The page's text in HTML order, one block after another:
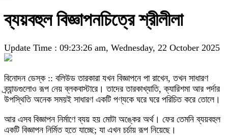
ব্যয়বহুল বিজ্ঞাপনচিত্রে শ্রীলীলা
Update Time : 09:23:26 am, Wednesday, 22 October 2025
বিনোদন ডেস্ক :: বলিউড তারকারা যখন বিজ্ঞাপনে পা রাখেন, তখন সাধারণ
ব্র্যান্ডগুলোও রূপ নেয় ব্লকবাস্টারে। তাদের তারকাখ্যাতি, ক্যারিশমা আর পর্দার
উপস্থিতি অনেক সময়ই সাধারণ একটি পণ্যকে ঘরে ঘরে পরিচিত করে তোলে।
আর এসব বিজ্ঞাপন নির্মাণে ব্যয় হয় মোটা অঙ্কের অর্থ। ফের তেমনি ব্যয়বহুল
একটি বিজ্ঞাপন নির্মিত হতে যাচ্ছে; যা এখন চর্চায় রূপ নিয়েছে।